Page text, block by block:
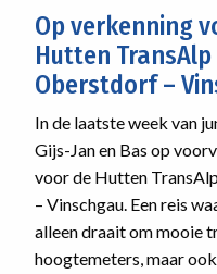
Op verkenning
Hutten TransAlp
Oberstdorf –
In de laatste week van
Gijs-Jan en Bas op
voor de Hutten
– Vinschgau. Een reis
alleen draait om mooie
hoogtemeters, maar